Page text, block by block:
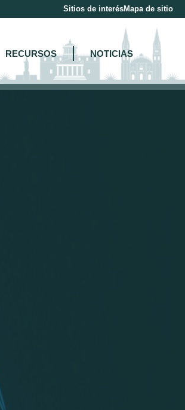
Sitios de interésMapa de sitio
RECURSOS NOTICIAS